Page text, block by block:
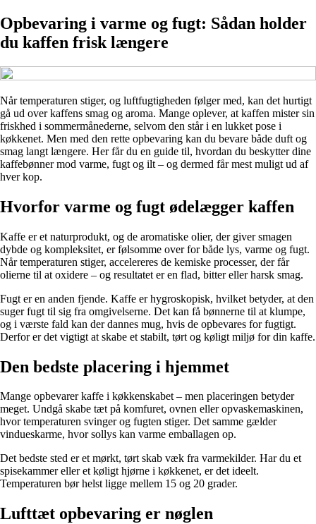
Opbevaring i varme og fugt: Sådan holder
du kaffen frisk længere
Når temperaturen stiger, og luftfugtigheden følger med, kan det hurtigt
gå ud over kaffens smag og aroma. Mange oplever, at kaffen mister sin
friskhed i sommermånederne, selvom den står i en lukket pose i
køkkenet. Men med den rette opbevaring kan du bevare både duft og
smag langt længere. Her får du en guide til, hvordan du beskytter dine
kaffebønner mod varme, fugt og ilt – og dermed får mest muligt ud af
hver kop.
Hvorfor varme og fugt ødelægger kaffen
Kaffe er et naturprodukt, og de aromatiske olier, der giver smagen
dybde og kompleksitet, er følsomme over for både lys, varme og fugt.
Når temperaturen stiger, accelereres de kemiske processer, der får
olierne til at oxidere – og resultatet er en flad, bitter eller harsk smag.
Fugt er en anden fjende. Kaffe er hygroskopisk, hvilket betyder, at den
suger fugt til sig fra omgivelserne. Det kan få bønnerne til at klumpe,
og i værste fald kan der dannes mug, hvis de opbevares for fugtigt.
Derfor er det vigtigt at skabe et stabilt, tørt og køligt miljø for din kaffe.
Den bedste placering i hjemmet
Mange opbevarer kaffe i køkkenskabet – men placeringen betyder
meget. Undgå skabe tæt på komfuret, ovnen eller opvaskemaskinen,
hvor temperaturen svinger og fugten stiger. Det samme gælder
vindueskarme, hvor sollys kan varme emballagen op.
Det bedste sted er et mørkt, tørt skab væk fra varmekilder. Har du et
spisekammer eller et køligt hjørne i køkkenet, er det ideelt.
Temperaturen bør helst ligge mellem 15 og 20 grader.
Lufttæt opbevaring er nøglen